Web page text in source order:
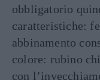
obbligatorio
caratteristiche:
abbinamento
colore: rubino
con